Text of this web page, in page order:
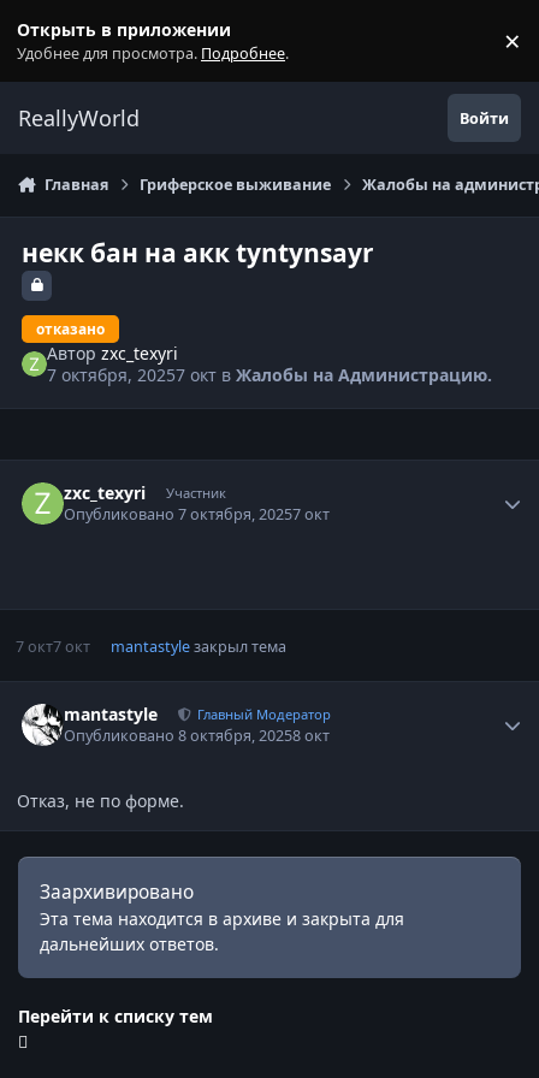
Открыть в приложении
Удобнее для просмотра. Подробнее. ×
ReallyWorld Войти
Главная Гриферское выживание Жалобы на
некк бан на акк tyntynsayr
отказано
Авторzxc_texyri
7 октября, 20257 окт вЖалобы на Администрацию.
zxc_texyri Участник
Опубликовано7 октября, 20257 окт
7 окт7 окт mantastyleзакрыл тема
mantastyle Главный Модератор
Опубликовано8 октября, 20258 окт
Отказ, не по форме.
Заархивировано
Эта тема находится в архиве и закрыта для
дальнейших ответов.
Перейти к списку тем